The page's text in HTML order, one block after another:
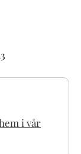
i vår